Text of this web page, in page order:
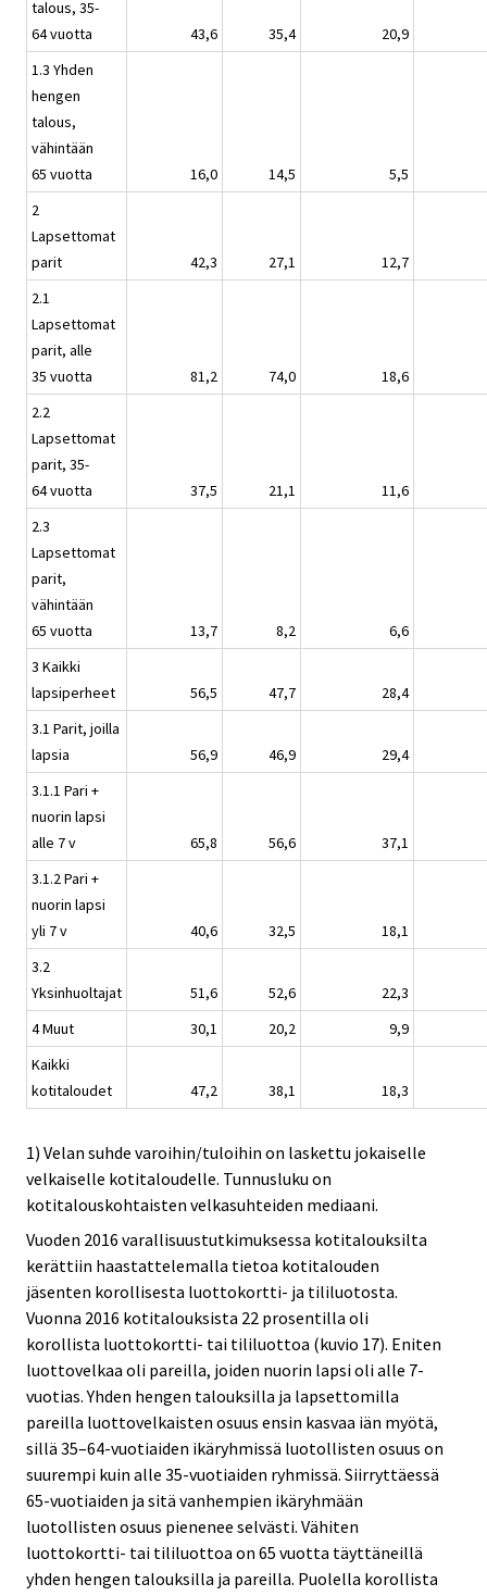
talous, 35-
64 vuotta
43,6 35,4
20,9
1.3 Yhden
hengen
talous,
vähintään
65 vuotta
16,0 14,5
5,5
2
Lapsettomat
parit
42,3 27,1
12,7
2.1
Lapsettomat
parit, alle
35 vuotta
81,2 74,0
18,6
2.2
Lapsettomat
parit, 35-
64 vuotta
37,5 21,1
11,6
2.3
Lapsettomat
parit,
vähintään
65 vuotta
13,7 8,2
6,6
3 Kaikki
lapsiperheet
56,5 47,7
28,4
3.1 Parit, joilla
lapsia
56,9 46,9
29,4
3.1.1 Pari +
nuorin lapsi
alle 7 v
65,8 56,6
37,1
3.1.2 Pari +
nuorin lapsi
yli 7 v
40,6 32,5
18,1
3.2
Yksinhuoltajat
51,6 52,6
22,3
4 Muut
30,1 20,2
9,9
Kaikki
kotitaloudet
47,2 38,1 18,3
1) Velan suhde varoihin/tuloihin on laskettu jokaiselle
velkaiselle kotitaloudelle. Tunnusluku on
kotitalouskohtaisten velkasuhteiden mediaani.
Vuoden 2016 varallisuustutkimuksessa kotitalouksilta
kerättiin haastattelemalla tietoa kotitalouden
jäsenten korollisesta luottokortti- ja tililuotosta.
Vuonna 2016 kotitalouksista 22 prosentilla oli
korollista luottokortti- tai tililuottoa (kuvio 17). Eniten
luottovelkaa oli pareilla, joiden nuorin lapsi oli alle 7-
vuotias. Yhden hengen talouksilla ja lapsettomilla
pareilla luottovelkaisten osuus ensin kasvaa iän myötä,
sillä 35–64-vuotiaiden ikäryhmissä luotollisten osuus on
suurempi kuin alle 35-vuotiaiden ryhmissä. Siirryttäessä
65-vuotiaiden ja sitä vanhempien ikäryhmään
luotollisten osuus pienenee selvästi. Vähiten
luottokortti- tai tililuottoa on 65 vuotta täyttäneillä
yhden hengen talouksilla ja pareilla. Puolella korollista